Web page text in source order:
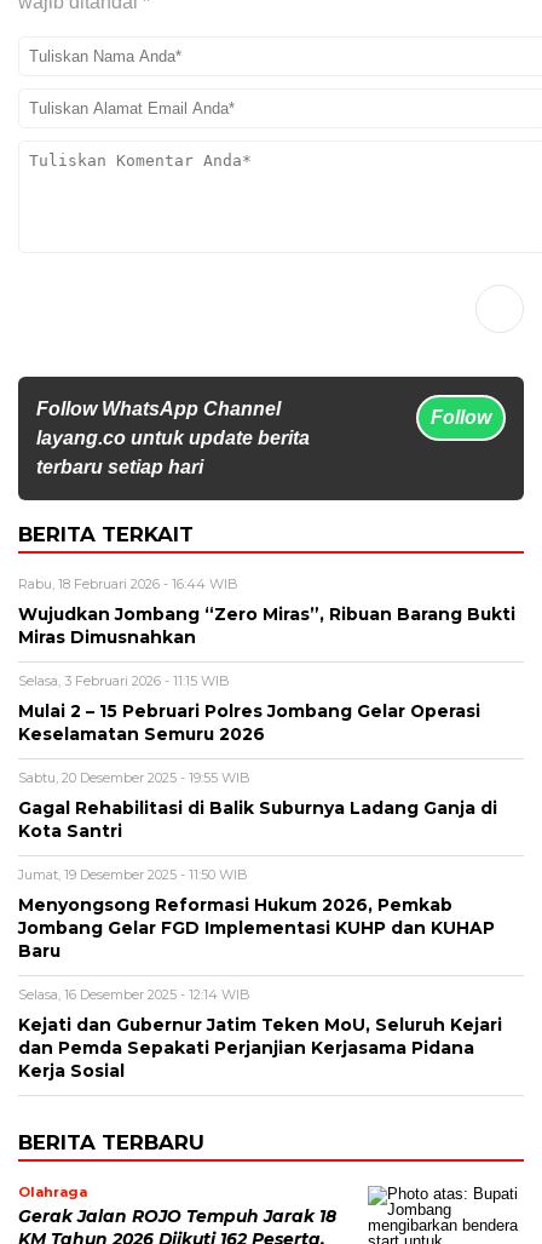
Follow WhatsApp Channel
layang.co untuk update berita
terbaru setiap hari
Follow
BERITA TERKAIT
Rabu, 18 Februari 2026 - 16:44 WIB
Wujudkan Jombang “Zero Miras”, Ribuan Barang Bukti
Miras Dimusnahkan
Selasa, 3 Februari 2026 - 11:15 WIB
Mulai 2 – 15 Pebruari Polres Jombang Gelar Operasi
Keselamatan Semuru 2026
Sabtu, 20 Desember 2025 - 19:55 WIB
Gagal Rehabilitasi di Balik Suburnya Ladang Ganja di
Kota Santri
Jumat, 19 Desember 2025 - 11:50 WIB
Menyongsong Reformasi Hukum 2026, Pemkab
Jombang Gelar FGD Implementasi KUHP dan KUHAP
Baru
Selasa, 16 Desember 2025 - 12:14 WIB
Kejati dan Gubernur Jatim Teken MoU, Seluruh Kejari
dan Pemda Sepakati Perjanjian Kerjasama Pidana
Kerja Sosial
BERITA TERBARU
Olahraga
Gerak Jalan ROJO Tempuh Jarak 18
KM Tahun 2026 Diikuti 162 Peserta,